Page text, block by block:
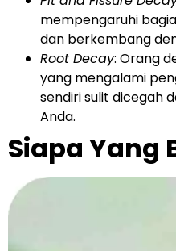
mempengaruhi
dan berkembang
Root Decay: Orang
yang mengalami
sendiri sulit dicegah
Anda.
Siapa Yang